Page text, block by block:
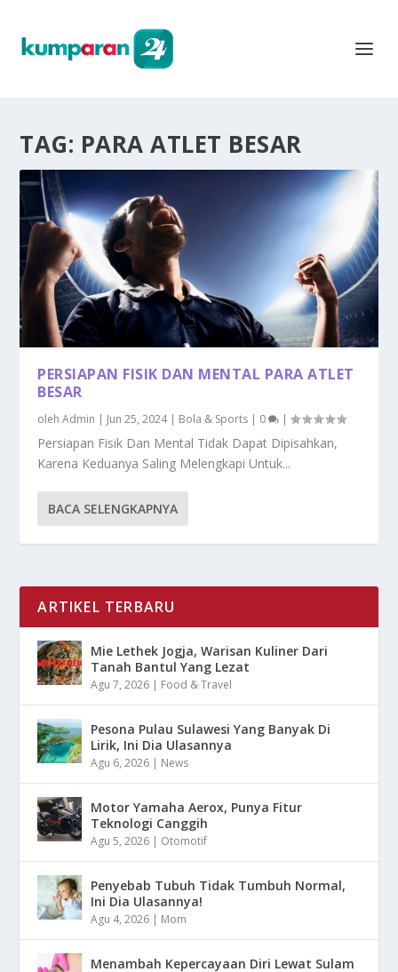
TAG: PARA ATLET BESAR
PERSIAPAN FISIK DAN MENTAL PARA ATLET
BESAR
olehAdmin | Jun 25, 2024| Bola & Sports | 0 |
Persiapan Fisik Dan Mental Tidak Dapat Dipisahkan,
Karena Keduanya Saling Melengkapi Untuk...
BACA SELENGKAPNYA
ARTIKEL TERBARU
Mie Lethek Jogja, Warisan Kuliner Dari
Tanah Bantul Yang Lezat
Agu 7, 2026 | Food & Travel
Pesona Pulau Sulawesi Yang Banyak Di
Lirik, Ini Dia Ulasannya
Agu 6, 2026 | News
Motor Yamaha Aerox, Punya Fitur
Teknologi Canggih
Agu 5, 2026 | Otomotif
Penyebab Tubuh Tidak Tumbuh Normal,
Ini Dia Ulasannya!
Agu 4, 2026 | Mom
Menambah Kepercayaan Diri Lewat Sulam